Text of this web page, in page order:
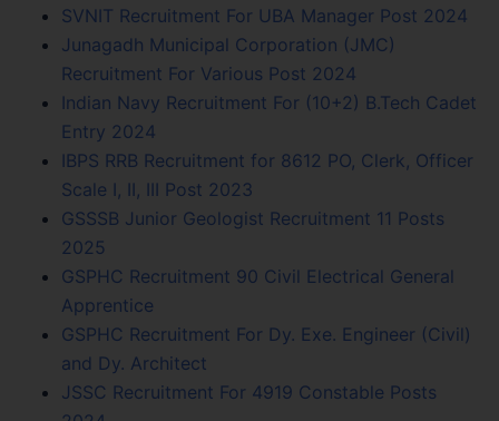
SVNIT Recruitment For UBA Manager Post 2024
Junagadh Municipal Corporation (JMC)
Recruitment For Various Post 2024
Indian Navy Recruitment For (10+2) B.Tech Cadet
Entry 2024
IBPS RRB Recruitment for 8612 PO, Clerk, Officer
Scale I, II, III Post 2023
GSSSB Junior Geologist Recruitment 11 Posts
2025
GSPHC Recruitment 90 Civil Electrical General
Apprentice
GSPHC Recruitment For Dy. Exe. Engineer (Civil)
and Dy. Architect
JSSC Recruitment For 4919 Constable Posts